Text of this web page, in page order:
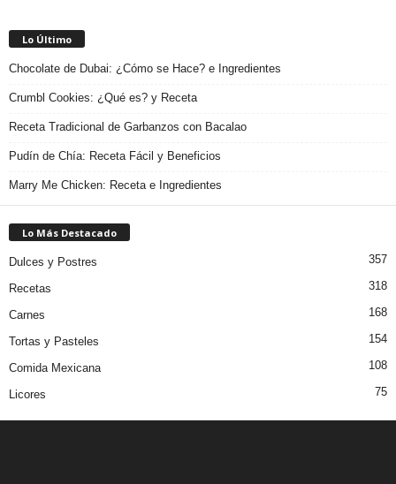
Lo Último
Chocolate de Dubai: ¿Cómo se Hace? e Ingredientes
Crumbl Cookies: ¿Qué es? y Receta
Receta Tradicional de Garbanzos con Bacalao
Pudín de Chía: Receta Fácil y Beneficios
Marry Me Chicken: Receta e Ingredientes
Lo Más Destacado
Dulces y Postres 357
Recetas 318
Carnes 168
Tortas y Pasteles 154
Comida Mexicana 108
Licores 75